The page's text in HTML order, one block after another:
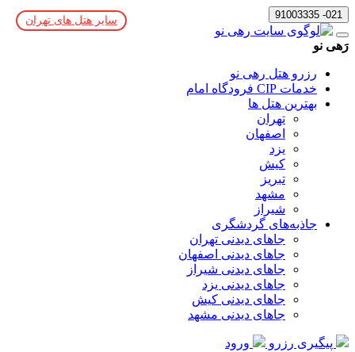
021- 91003335
رَهی نو
رزرو هتل رهی نو
خدمات CIP فرودگاه امام
بهترین هتل ها
تهران
اصفهان
یزد
کیش
تبریز
مشهد
شیراز
جاذبه‌های گردشگری
جاهای دیدنی تهران
جاهای دیدنی اصفهان
جاهای دیدنی شیراز
جاهای دیدنی یزد
جاهای دیدنی کیش
جاهای دیدنی مشهد
پیگیری رزرو ورود
سایر هتل های تهران